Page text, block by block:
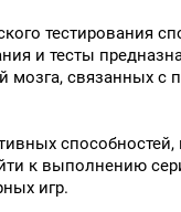
тестирования
и тесты
мозга, связанных с
способностей,
к выполнению
игр.